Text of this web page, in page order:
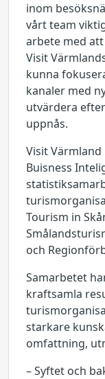
inom
vårt team
arbete med
Visit
kunna
kanaler med
utvärdera
uppnås.
Visit
Buisness
Tourism in
och
Samarbetet
kraftsamla
starkare
omfattning,
– Syftet och